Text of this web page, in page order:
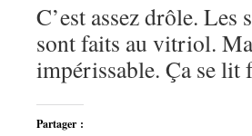
C’est assez drôle.
sont faits au vitriol.
impérissable. Ça se lit
Partager :